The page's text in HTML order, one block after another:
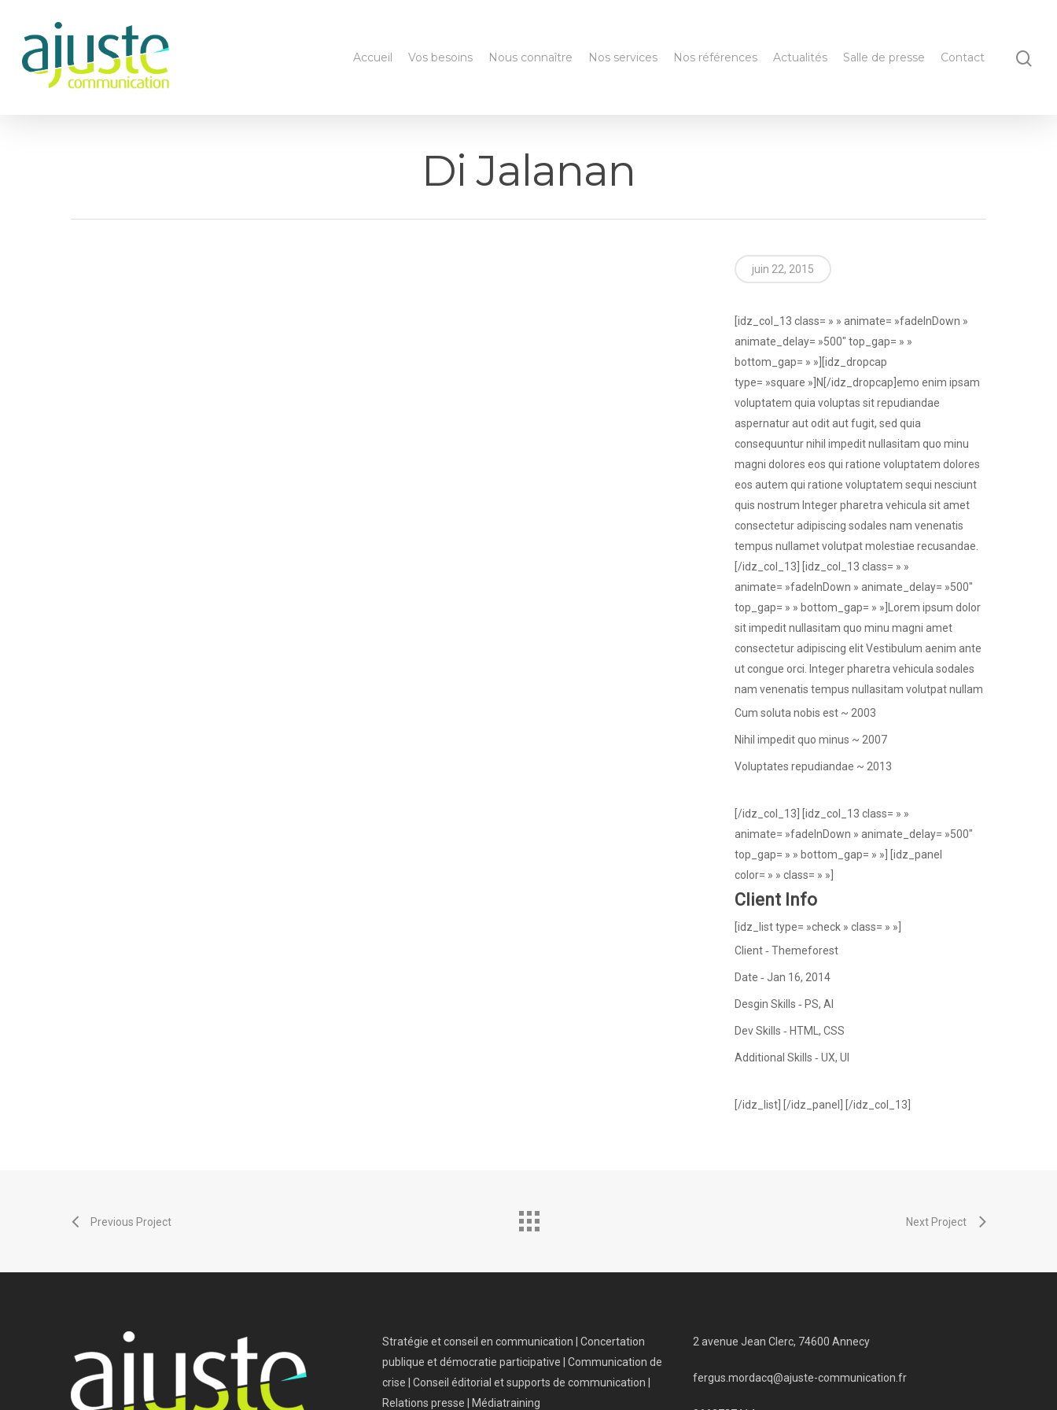
Accueil Vos besoins Nous connaître Nos services Nos références Actualités Salle de presse Contact
Di Jalanan
juin 22, 2015
[idz_col_13 class= » » animate= »fadeInDown »
animate_delay= »500″ top_gap= » »
bottom_gap= » »][idz_dropcap
type= »square »]N[/idz_dropcap]emo enim ipsam
voluptatem quia voluptas sit repudiandae
aspernatur aut odit aut fugit, sed quia
consequuntur nihil impedit nullasitam quo minu
magni dolores eos qui ratione voluptatem dolores
eos autem qui ratione voluptatem sequi nesciunt
quis nostrum Integer pharetra vehicula sit amet
consectetur adipiscing sodales nam venenatis
tempus nullamet volutpat molestiae recusandae.
[/idz_col_13] [idz_col_13 class= » »
animate= »fadeInDown » animate_delay= »500″
top_gap= » » bottom_gap= » »]Lorem ipsum dolor
sit impedit nullasitam quo minu magni amet
consectetur adipiscing elit Vestibulum aenim ante
ut congue orci. Integer pharetra vehicula sodales
nam venenatis tempus nullasitam volutpat nullam
Cum soluta nobis est ~ 2003
Nihil impedit quo minus ~ 2007
Voluptates repudiandae ~ 2013
[/idz_col_13] [idz_col_13 class= » »
animate= »fadeInDown » animate_delay= »500″
top_gap= » » bottom_gap= » »] [idz_panel
color= » » class= » »]
Client Info
[idz_list type= »check » class= » »]
Client ‐ Themeforest
Date ‐ Jan 16, 2014
Desgin Skills ‐ PS, AI
Dev Skills ‐ HTML, CSS
Additional Skills ‐ UX, UI
[/idz_list] [/idz_panel] [/idz_col_13]
Previous Project Next Project
Stratégie et conseil en communication | Concertation
publique et démocratie participative | Communication de
crise | Conseil éditorial et supports de communication |
Relations presse | Médiatraining
2 avenue Jean Clerc, 74600 Annecy
fergus.mordacq@ajuste-communication.fr